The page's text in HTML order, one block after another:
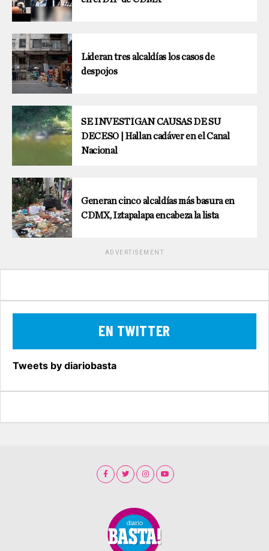
Lideran tres alcaldías los casos de
despojos
SE INVESTIGAN CAUSAS DE SU
DECESO | Hallan cadáver en el Canal
Nacional
Generan cinco alcaldías más basura en
CDMX, Iztapalapa encabeza la lista
ADVERTISEMENT
EN TWITTER
Tweets by diariobasta